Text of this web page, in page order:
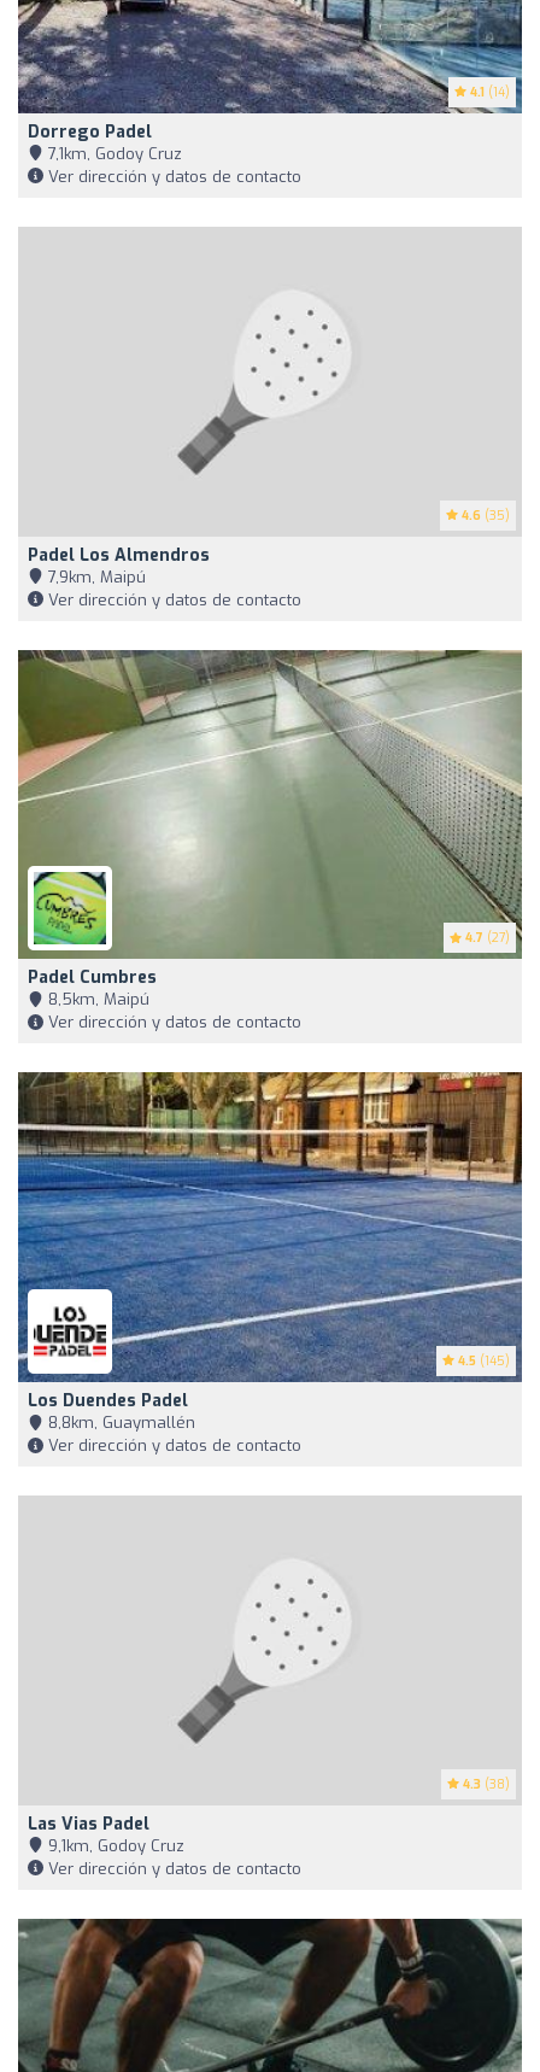
4.1 (14)
Dorrego Padel
7,1km, Godoy Cruz
Ver dirección y datos de contacto
4.6 (35)
Padel Los Almendros
7,9km, Maipú
Ver dirección y datos de contacto
4.7 (27)
Padel Cumbres
8,5km, Maipú
Ver dirección y datos de contacto
4.5 (145)
Los Duendes Padel
8,8km, Guaymallén
Ver dirección y datos de contacto
4.3 (38)
Las Vias Padel
9,1km, Godoy Cruz
Ver dirección y datos de contacto